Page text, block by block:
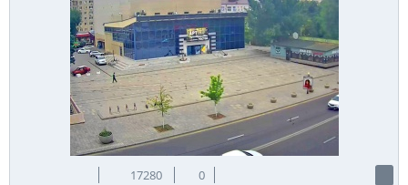
17280 0